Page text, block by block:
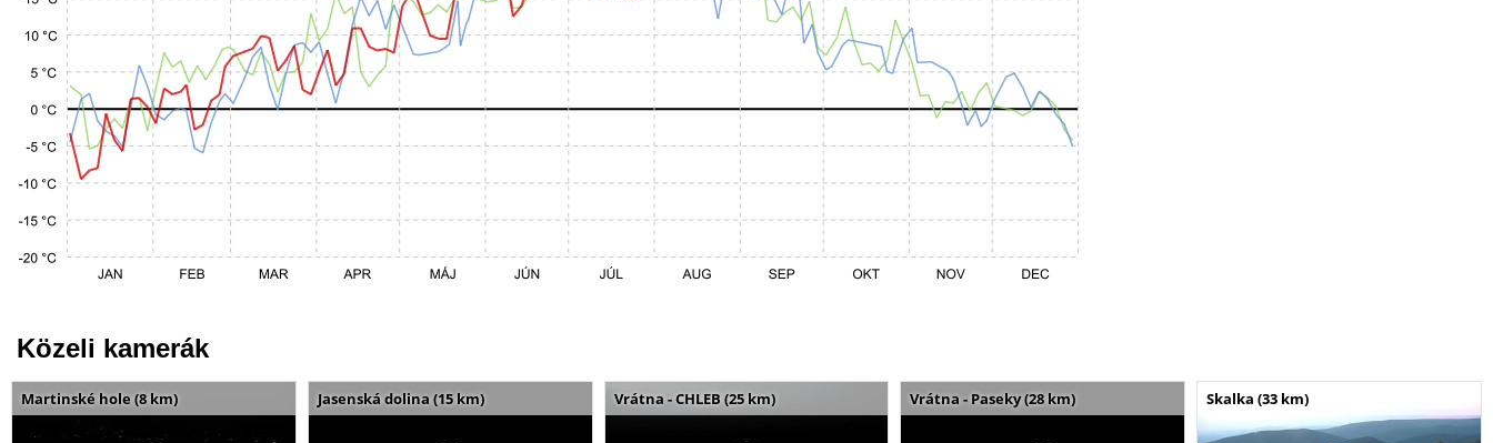
Közeli kamerák
Martinské hole (8 km) Jasenská dolina (15 km) Vrátna - CHLEB (25 km) Vrátna - Paseky (28 km) Skalka (33 km)